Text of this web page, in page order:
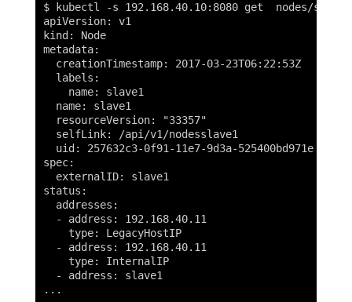
$ kubectl -s 192.168.40.10:8080 get  nodes/
apiVersion: v1
kind: Node
metadata:
  creationTimestamp: 2017-03-23T06:22:53Z
  labels:
    name: slave1
  name: slave1
  resourceVersion: "33357"
  selfLink: /api/v1/nodesslave1
  uid: 257632c3-0f91-11e7-9d3a-525400bd971e
spec:
  externalID: slave1
status:
  addresses:
  - address: 192.168.40.11
    type: LegacyHostIP
  - address: 192.168.40.11
    type: InternalIP
  - address: slave1